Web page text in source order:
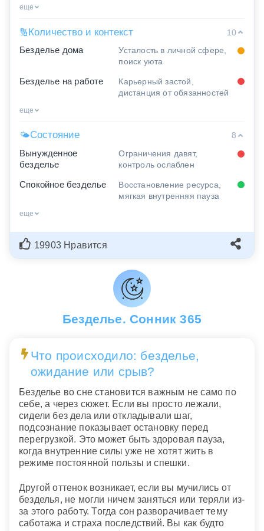
еще
🔢Количество и контекст
10
Безделье дома
Усталость в личной сфере,
поиск уюта
Безделье на работе
Карьерный застой,
дистанция от обязанностей
еще
🌤Состояние
8
Вынужденное
безделье
Ограничения давят,
контроль ослаблен
Спокойное безделье
Восстановление ресурса,
мягкая внутренняя пауза
еще
19903 Нравится
Безделье. Сонник 365
Что происходило: безделье,
ожидание или срыв?
Безделье во сне становится важным не само по
себе, а через сюжет. Если вы просто лежали,
сидели без дела или откладывали шаг,
подсознание показывает остановку перед
перегрузкой. Это может быть здоровая пауза,
когда внутренние силы уже не хотят жить в
режиме постоянной пользы и спешки.
Другой оттенок возникает, если вы мучились от
безделья, не могли ничем заняться или теряли из-
за этого работу. Тогда сон разворачивает тему
саботажа и страха последствий. Вы как будто